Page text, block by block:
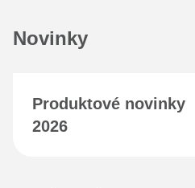
Novinky
Produktové novinky
2026